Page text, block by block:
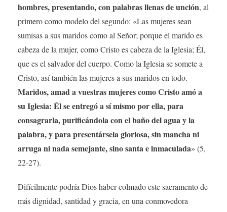
hombres, presentando, con palabras llenas de unción, al
primero como modelo del segundo: «Las mujeres sean
sumisas a sus maridos como al Señor; porque el marido es
cabeza de la mujer, como Cristo es cabeza de la Iglesia; Él,
que es el salvador del cuerpo. Como la Iglesia se somete a
Cristo, así también las mujeres a sus maridos en todo.
Maridos, amad a vuestras mujeres como Cristo amó a
su Iglesia: Él se entregó a sí mismo por ella, para
consagrarla, purificándola con el baño del agua y la
palabra, y para presentársela gloriosa, sin mancha ni
arruga ni nada semejante, sino santa e inmaculada» (5,
22-27).
Difícilmente podría Dios haber colmado este sacramento de
más dignidad, santidad y gracia, en una conmovedora